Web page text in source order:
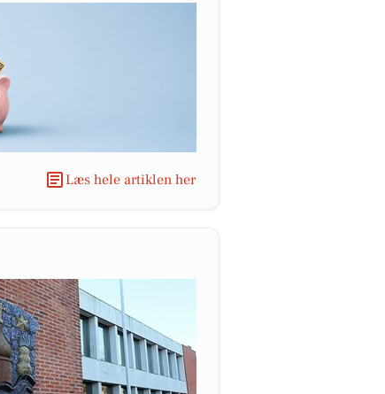
Læs hele artiklen her